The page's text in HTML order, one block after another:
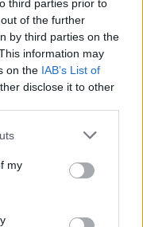
third parties prior to
of the further
by third parties on the
information may
on the IAB’s List of
disclose it to other
one or more Google
You may click to
third-party tags to
in below Google
my
όλο το
του με
Ιατροδικαστική